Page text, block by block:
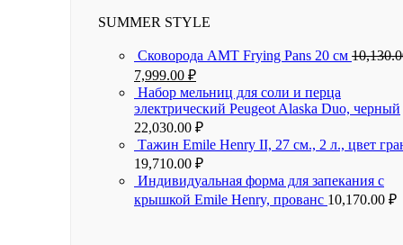
SUMMER STYLE
Сковорода AMT Frying Pans 20 см
7,999.00 ₽
Набор мельниц для соли и перца
электрический Peugeot Alaska Duo, черный
22,030.00 ₽
Тажин Emile Henry II, 27 см., 2 л., цвет
19,710.00 ₽
Индивидуальная форма для запекания с
крышкой Emile Henry, прованс 10,170.00 ₽